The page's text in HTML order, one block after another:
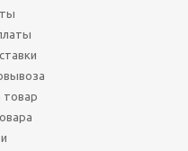
товар